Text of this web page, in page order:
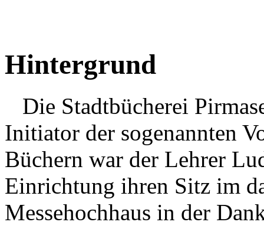
Hintergrund
Die Stadtbücherei
Initiator der sogenannten
Büchern war der Lehrer
Einrichtung ihren Sitz im
Messehochhaus in der